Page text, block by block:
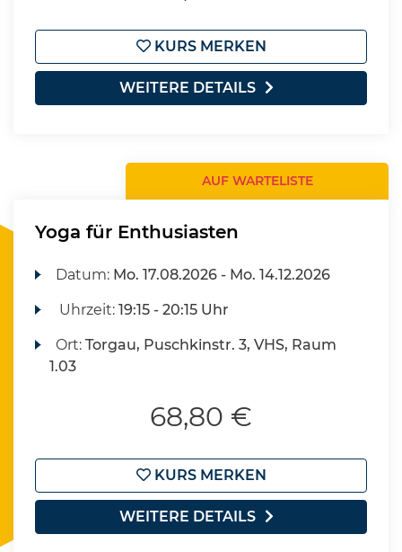
KURS MERKEN
WEITERE DETAILS
AUF WARTELISTE
Yoga für Enthusiasten
Datum: Mo. 17.08.2026 - Mo. 14.12.2026
Uhrzeit:19:15 - 20:15 Uhr
Ort:Torgau, Puschkinstr. 3, VHS, Raum
1.03
68,80 €
KURS MERKEN
WEITERE DETAILS